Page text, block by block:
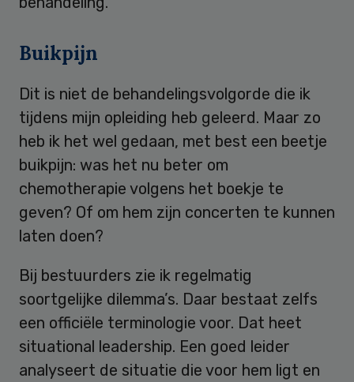
Buikpijn
Dit is niet de behandelingsvolgorde die ik
tijdens mijn opleiding heb geleerd. Maar zo
heb ik het wel gedaan, met best een beetje
buikpijn: was het nu beter om
chemotherapie volgens het boekje te
geven? Of om hem zijn concerten te kunnen
laten doen?
Bij bestuurders zie ik regelmatig
soortgelijke dilemma’s. Daar bestaat zelfs
een officiële terminologie voor. Dat heet
situational leadership. Een goed leider
analyseert de situatie die voor hem ligt en